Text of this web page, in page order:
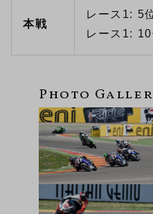
本戦
レース1: 5
レース1: